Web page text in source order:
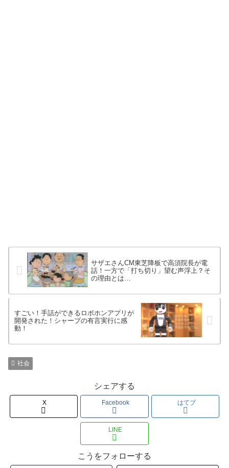
サザエさんCM東芝降板で高須院長が電
話！一方で「打ち切り」望む声浮上？そ
の理由とは…
すごい！手話ができるロボホンアプリが
開発された！シャープの有言実行に感
動！
社会
シェアする
X Facebook はてブ
LINE
こうをフォローする